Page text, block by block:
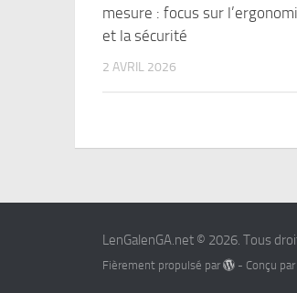
mesure : focus sur
et la sécurité
2 AVRIL 2026
LenGalenGA.net © 2026. Tous
Fièrement propulsé par - Conçu